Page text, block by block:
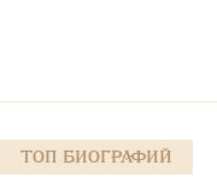
Топ Биографий